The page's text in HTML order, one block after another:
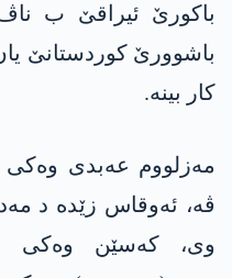
باکورێ ئیراقێ ب
باشوورێ کوردستانێ
کار بینە.
مەزلووم عەبدی وەکی
ڤە، ئەوقاس زێدە د
وی، کەسێن وەکی